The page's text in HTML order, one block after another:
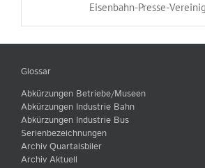
Eisenbahn-Presse-
Glossar
Abkürzungen Betriebe/Museen
Abkürzungen Industrie Bahn
Abkürzungen Industrie Bus
Serienbezeichnungen
Archiv Quartalsbiler
Archiv Aktuell